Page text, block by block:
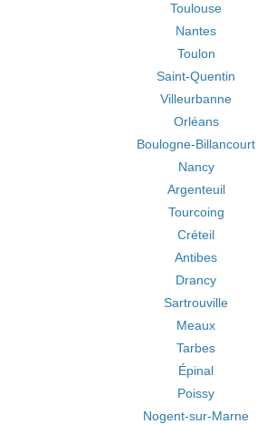
Toulouse
Nantes
Toulon
Saint-Quentin
Villeurbanne
Orléans
Boulogne-Billancourt
Nancy
Argenteuil
Tourcoing
Créteil
Antibes
Drancy
Sartrouville
Meaux
Tarbes
Épinal
Poissy
Nogent-sur-Marne